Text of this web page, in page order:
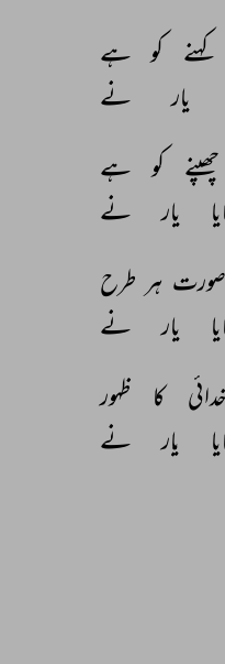
کہنے کو ہے
یار نے
چھپنے کو
ہے
یار نے
صورت ہر طرح
یار نے
خدائی کا
ظہور
یار نے